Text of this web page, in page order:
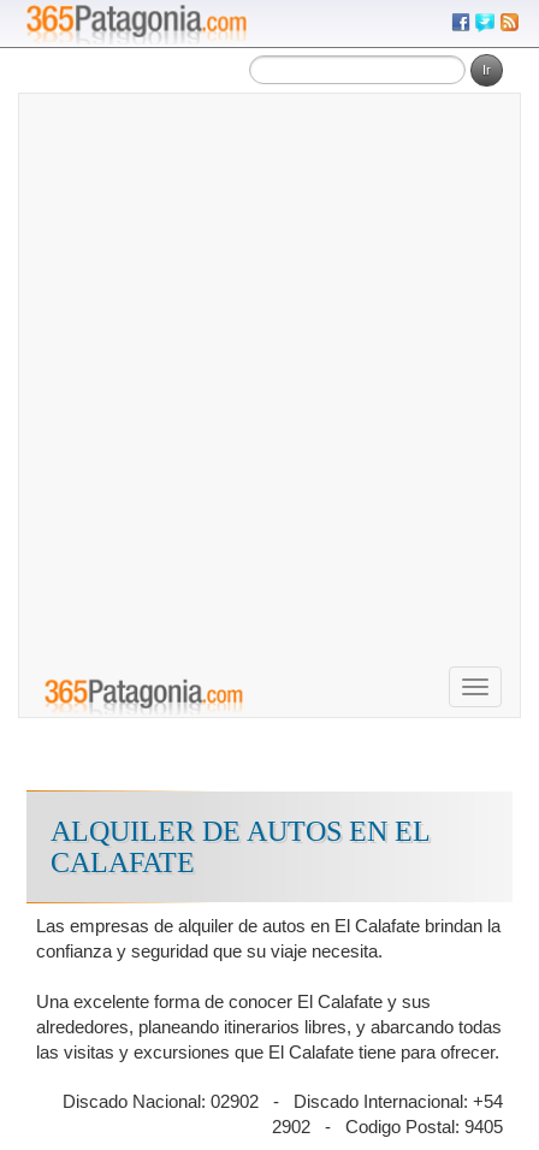
Toggle
ALQUILER DE AUTOS EN EL
CALAFATE
Las empresas de alquiler de autos en El Calafate brindan la
confianza y seguridad que su viaje necesita.
Una excelente forma de conocer El Calafate y sus
alrededores, planeando itinerarios libres, y abarcando todas
las visitas y excursiones que El Calafate tiene para ofrecer.
Discado Nacional: 02902 - Discado Internacional: +54
2902 - Codigo Postal: 9405